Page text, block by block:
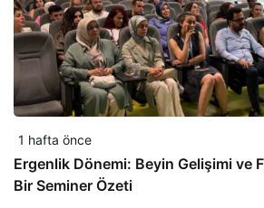
1 hafta önce
Ergenlik Dönemi: Beyin Gelişimi ve
Bir Seminer Özeti